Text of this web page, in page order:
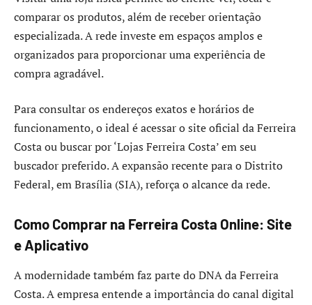
comparar os produtos, além de receber orientação
especializada. A rede investe em espaços amplos e
organizados para proporcionar uma experiência de
compra agradável.
Para consultar os endereços exatos e horários de
funcionamento, o ideal é acessar o site oficial da Ferreira
Costa ou buscar por ‘Lojas Ferreira Costa’ em seu
buscador preferido. A expansão recente para o Distrito
Federal, em Brasília (SIA), reforça o alcance da rede.
Como Comprar na Ferreira Costa Online: Site
e Aplicativo
A modernidade também faz parte do DNA da Ferreira
Costa. A empresa entende a importância do canal digital